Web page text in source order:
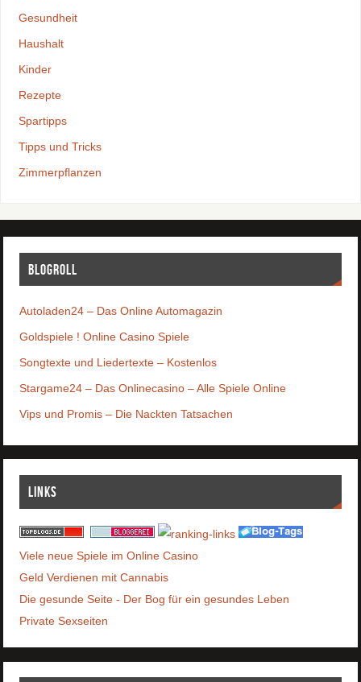
Gesundheit
Haushalt
Kinder
Rezepte
Spartipps
Tipps und Tricks
Zimmerpflanzen
Blogroll
Autoladen24 – Das Online Automagazin
Goldspiele ! Online Casino Spiele
Songtexte und Liedertexte – Kostenlos
Stargame24 – Das Onlinecasino – Alle Spiele Online
Vips und Promis – Die Nackten Tatsachen
Links
Viele neue Spiele im Online Casino
Geld Verdienen mit Cannabis
Die gesunde Seite - Der Bog für ein gesundes Leben
Private Sexseiten